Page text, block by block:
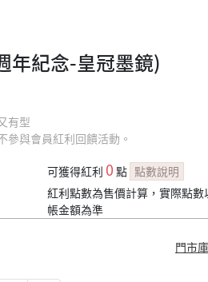
年紀念-皇冠墨鏡)
有型
與會員紅利回饋活動。
可獲得紅利 0 點 點數說明
紅利點數為售價計算，實際點數
帳金額為準
門市